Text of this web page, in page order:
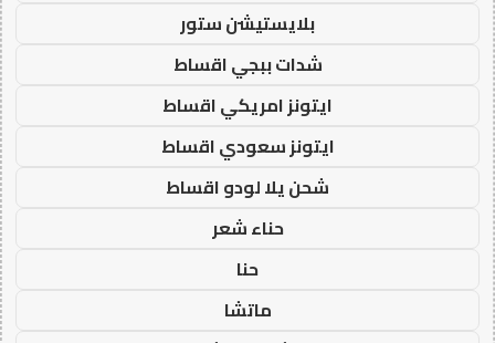
بلايستيشن ستور
شدات ببجي اقساط
ايتونز امريكي اقساط
ايتونز سعودي اقساط
شحن يلا لودو اقساط
حناء شعر
حنا
ماتشا